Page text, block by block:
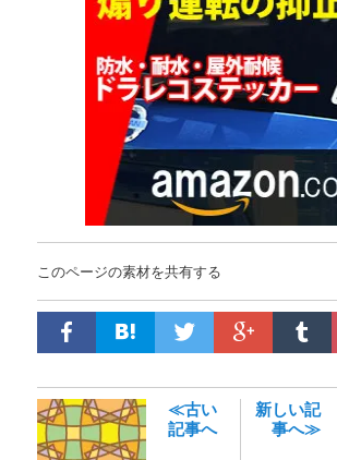
このページの素材を共有する
≪古い
記事へ
新しい記
事へ≫